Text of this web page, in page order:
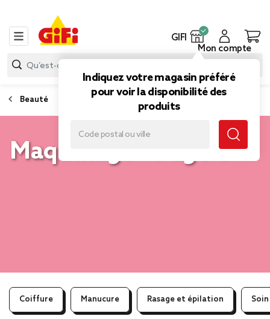
GIFI
Indiquez votre magasin préféré
pour voir la disponibilité des
produits
Mon compte
Beauté
Maquillage - Page 6
Coiffure Manucure Rasage et épilation